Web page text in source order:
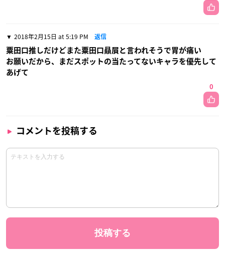
2018年2月15日 at 5:19 PM 返信
粟田口推しだけどまた粟田口贔屓と言われそうで胃が痛い
お願いだから、まだスポットの当たってないキャラを優先して
あげて
0
コメントを投稿する